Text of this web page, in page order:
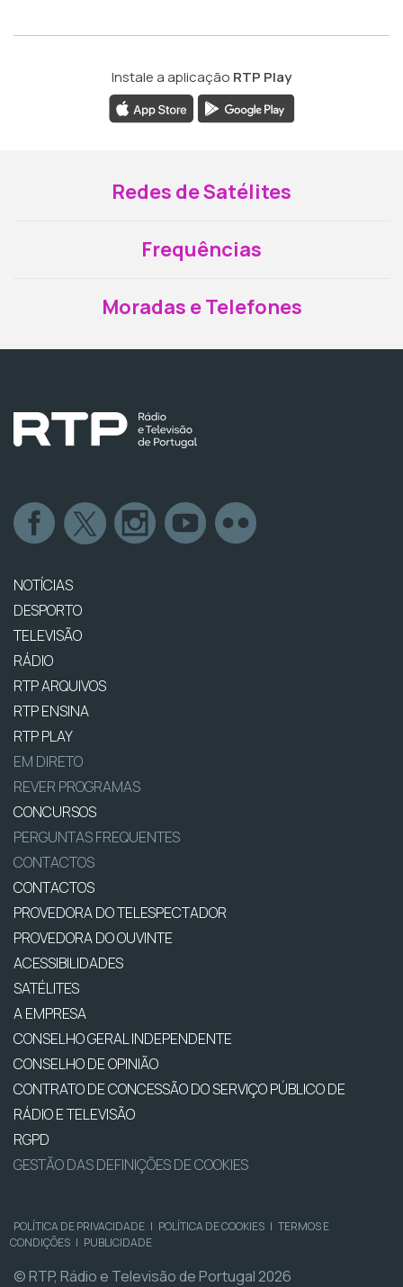
Instale a aplicação RTP Play
Redes de Satélites
Frequências
Moradas e Telefones
NOTÍCIAS
DESPORTO
TELEVISÃO
RÁDIO
RTP ARQUIVOS
RTP ENSINA
RTP PLAY
EM DIRETO
REVER PROGRAMAS
CONCURSOS
PERGUNTAS FREQUENTES
CONTACTOS
CONTACTOS
PROVEDORA DO TELESPECTADOR
PROVEDORA DO OUVINTE
ACESSIBILIDADES
SATÉLITES
A EMPRESA
CONSELHO GERAL INDEPENDENTE
CONSELHO DE OPINIÃO
CONTRATO DE CONCESSÃO DO SERVIÇO PÚBLICO DE
RÁDIO E TELEVISÃO
RGPD
GESTÃO DAS DEFINIÇÕES DE COOKIES
POLÍTICA DE PRIVACIDADE | POLÍTICA DE COOKIES | TERMOS E
CONDIÇÕES | PUBLICIDADE
© RTP, Rádio e Televisão de Portugal 2026